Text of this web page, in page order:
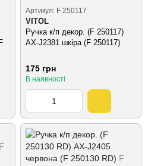
Артикул: F 250117
VITOL
Ручка к/п декор. (F 250117)
AX-J2381 шкiра (F 250117)
175 грн
В наявності